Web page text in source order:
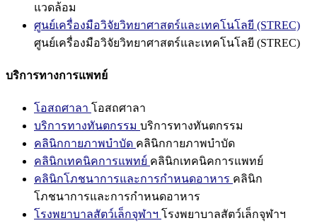
แวดล้อม
ศูนย์เครื่องมือวิจัยวิทยาศาสตร์และเทคโนโลยี (STREC)
ศูนย์เครื่องมือวิจัยวิทยาศาสตร์และเทคโนโลยี (STREC)
บริการทางการแพทย์
โอสถศาลา โอสถศาลา
บริการทางทันตกรรม บริการทางทันตกรรม
คลินิกกายภาพบำบัด คลินิกกายภาพบำบัด
คลินิกเทคนิคการแพทย์ คลินิกเทคนิคการแพทย์
คลินิกโภชนาการและการกำหนดอาหาร คลินิก
โภชนาการและการกำหนดอาหาร
โรงพยาบาลสัตว์เล็กจุฬาฯ โรงพยาบาลสัตว์เล็กจุฬาฯ